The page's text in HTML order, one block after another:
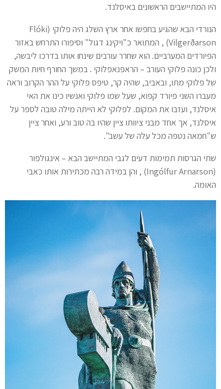
היו המתיישבים הראשונים באיסלנד.
הנורדי הבא שהגיע בחפשו אחר ארץ השלג היה פלוקי (Flóki
Vilgerðarson) , המתואר כ"ויקינג דגול" וסיפורו התרחש באזור
הפיורדים המערביים. הוא שחרר עורבים שינחו אותו בדרכו ליבשה,
ולכן כונה פלוקי העורב – הראפנאפלוקי . במשך החורף חיות המשק
של פלוקי מתו, ובאביב, שהיה קר, טיפס פלוקי על ההר הקרוב וראה
מעברו השני פיורד קפוא, שעל שמו פלוקי ואנשיו כינו את האי
איסלנד, ועזבו את המקום. לפלוקי לא הייתה מילה טובה לספר על
איסלנד, אך אחד מבני ציוותו ציין שהיו בה טוב ורע, ואחר ציין
ש"חמאה נטפה מכל עלה של עשב".
שתי הגרסות תמימות דעים לגבי המתיישב הבא – אינגולפור
(Ingólfur Arnarson) , והן במידה רבה מכתירות אותו כאבי
האומה.